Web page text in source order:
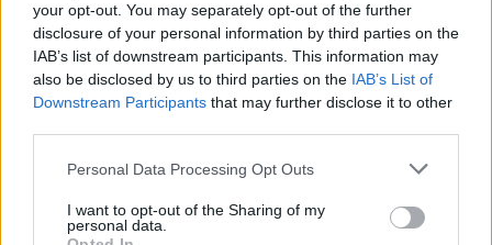
your opt-out. You may separately opt-out of the further
disclosure of your personal information by third parties on the
IAB’s list of downstream participants. This information may
also be disclosed by us to third parties on the IAB’s List of
Downstream Participants that may further disclose it to other
Personal Data Processing Opt Outs
I want to opt-out of the Sharing of my
personal data.
* ASMECA Asistencia Mecánica Integral, S.L.
Ver más